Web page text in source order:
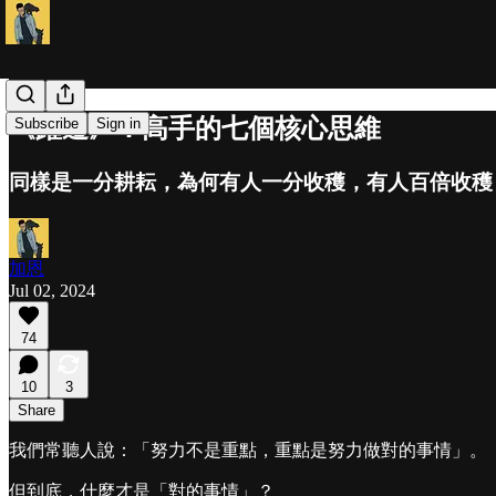
Subscribe Sign in
《躍遷》：高手的七個核心思維
同樣是一分耕耘，為何有人一分收穫，有人百倍收穫
加恩
Jul 02, 2024
74
10
3
Share
我們常聽人說：「努力不是重點，重點是努力做對的事情」。
但到底，什麼才是「對的事情」？